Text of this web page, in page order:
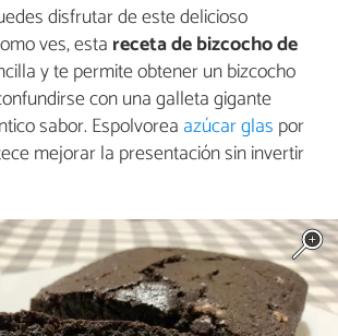
disfrutar de este delicioso
ves, esta receta de bizcocho de
y te permite obtener un bizcocho
con una galleta gigante
sabor. Espolvorea azúcar glas por
mejorar la presentación sin invertir